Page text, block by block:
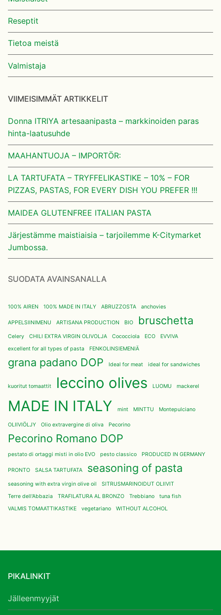
Reseptit
Tietoa meistä
Valmistaja
VIIMEISIMMÄT ARTIKKELIT
Donna ITRIYA artesaanipasta – markkinoiden paras
hinta-laatusuhde
MAAHANTUOJA – IMPORTÖR:
LA TARTUFATA – TRYFFELIKASTIKE – 10% – FOR
PIZZAS, PASTAS, FOR EVERY DISH YOU PREFER !!!
MAIDEA GLUTENFREE ITALIAN PASTA
Järjestämme maistiaisia – tarjoilemme K-Citymarket
Jumbossa.
SUODATA AVAINSANALLA
100% AIREN 100% MADE IN ITALY ABRUZZOSTA anchovies
APPELSIINIMENU ARTISANA PRODUCTION BIO bruschetta
Celery CHILI EXTRA VIRGIN OLIVOLJA Cococciola ECO
EVVIVA
excellent for all types of pasta
FENKOLINSIEMENIÄ
grana padano DOP Ideal for meat ideal for sandwiches
kuoritut tomaattit leccino olives LUOMU mackerel
MADE IN ITALY mint MINTTU Montepulciano
OLIIVIÖLJY Olio extravergine di oliva Pecorino
Pecorino Romano DOP
pestato di ortaggi misti in olio EVO pesto classico PRODUCED IN GERMANY
PRONTO SALSA TARTUFATA seasoning of pasta
seasoning with extra virgin olive oil
SITRUSMARINOIDUT OLIIVIT
Terre dell'Abbazia
TRAFILATURA AL BRONZO Trebbiano
tuna fish
VALMIS TOMAATTIKASTIKE
vegetariano WITHOUT ALCOHOL
PIKALINKIT
Jälleenmyyjät